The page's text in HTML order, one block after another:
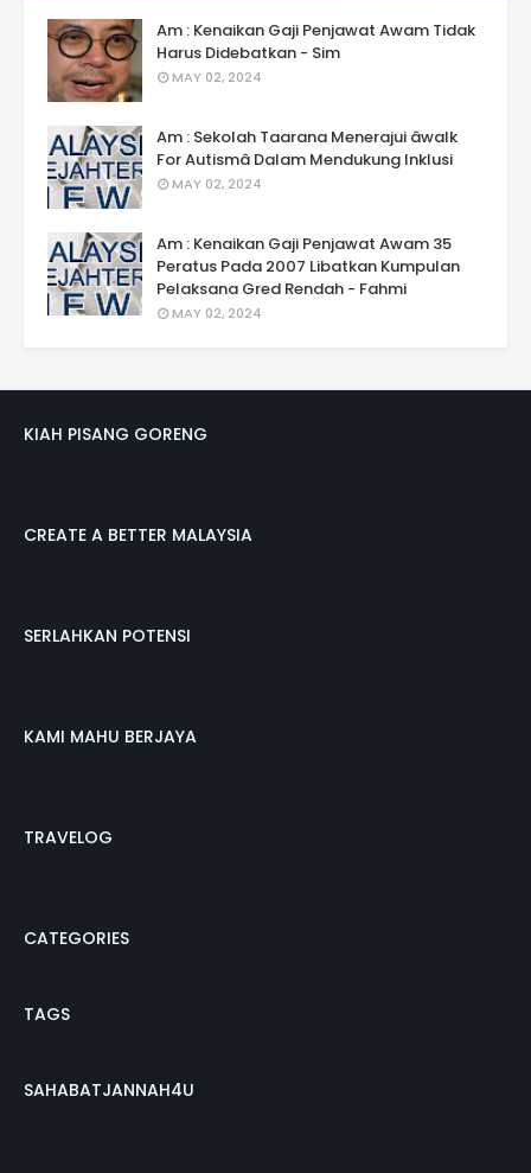
Am : Kenaikan Gaji Penjawat Awam Tidak
Harus Didebatkan - Sim
MAY 02, 2024
Am : Sekolah Taarana Menerajui âwalk
For Autismâ Dalam Mendukung Inklusi
MAY 02, 2024
Am : Kenaikan Gaji Penjawat Awam 35
Peratus Pada 2007 Libatkan Kumpulan
Pelaksana Gred Rendah - Fahmi
MAY 02, 2024
KIAH PISANG GORENG
CREATE A BETTER MALAYSIA
SERLAHKAN POTENSI
KAMI MAHU BERJAYA
TRAVELOG
CATEGORIES
TAGS
SAHABATJANNAH4U